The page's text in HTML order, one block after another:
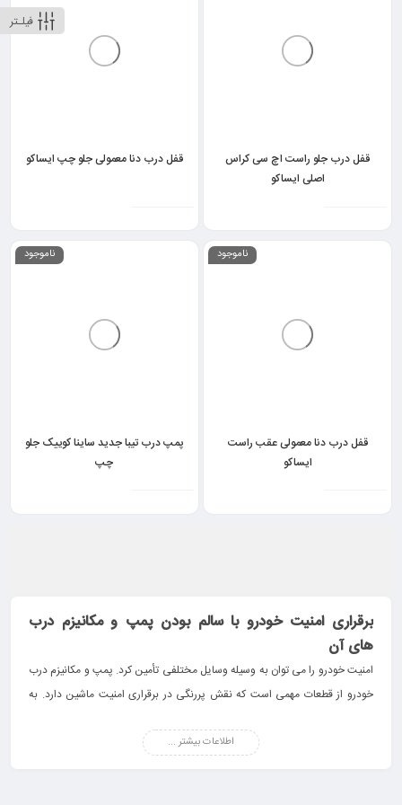
فیلـتر
قفل درب جلو راست اچ سی کراس
اصلی ایساکو
قفل درب دنا معمولی جلو چپ ایساکو
ناموجود
قفل درب دنا معمولی عقب راست
ایساکو
ناموجود
پمپ درب تیبا جدید ساینا کوییک جلو
چپ
برقراری امنیت خودرو با سالم بودن پمپ و مکانیزم درب
های آن
امنیت خودرو را می توان به وسیله وسایل مختلفی تأمین کرد. پمپ و مکانیزم درب
خودرو از قطعات مهمی است که نقش پررنگی در برقراری امنیت ماشین دارد. به
کنند تا امنیت را برای صاحبان خودرو برقرار سازند.
اطلاعات بیشتر ...